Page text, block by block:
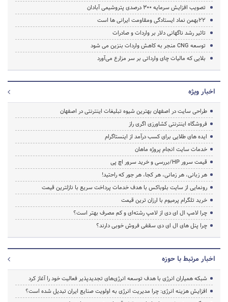
تصویب افزایش سرمایه 300 درصدی پتروشیمی آبادان
22بهمن نماد ایستادگی ومقاومت ایرانی ها است
تاثیر رشد ناگهانی دلار بر واردات و صادرات
توسعه CNG منجر به کاهش واردات بنزین می شود
بلایی که مالیات چای وارداتی بر سر مزارع می‌آورد
اخبار ویژه
طراحی سایت در اصفهان بهترین شیوه تبلیغات اینترنتی در اصفهان
فروشگاه اینترنتی کشاورزی اگری راز
ایده های طلایی برای کسب درآمد از اینستاگرام
خدمات سایت انجام پروژه ماهان
قیمت سرور HP/بررسی و خرید سرور اچ پی
هر زبانی، هر زمانی، هر کجا، هر جور که راحتید!
رونمایی از سایت بلوباکس با هدف خدمات پرداخت سریع با نازلترین قیمت
خرید تلگرام پرمیوم با ارزان ترین قیمت
چرا لامپ ال ای دی از لامپ رشته‌ای و کم مصرف بهتر است؟
چرا پنل های ال ای دی سقفی فروش خوبی دارند؟
اخبار مرتبط با حوزه
شبکه همیاران انرژی با هدف توسعه انرژی‌های تجدیدپذیر فعالیت خود را آغاز کرد
افزایش هزینه انرژی: چرا مدیریت انرژی به اولویت صنایع ایران تبدیل شده است؟